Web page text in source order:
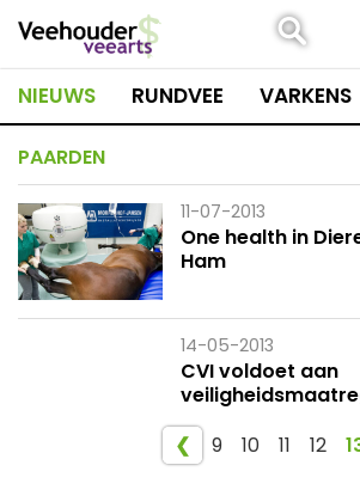
naar
inhoud
NIEUWS RUNDVEE VARKENS
PAARDEN
11-07-2013
One health in
Ham
14-05-2013
CVI voldoet aan
❮
9 10 11 12